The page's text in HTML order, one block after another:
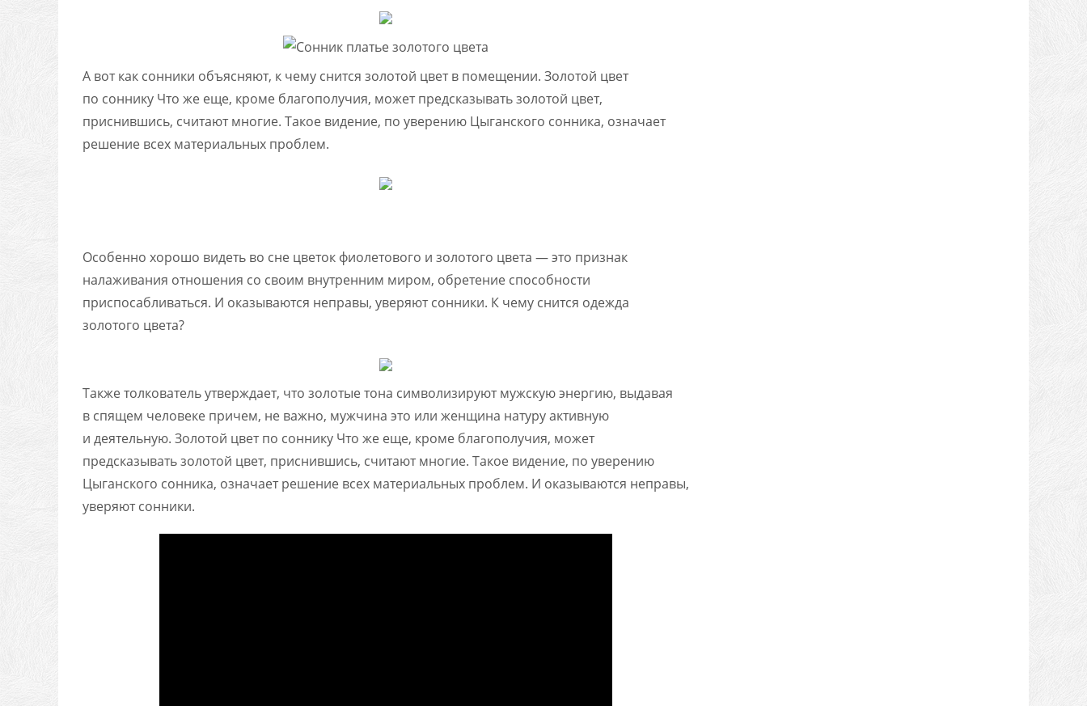
А вот как сонники объясняют, к чему снится золотой цвет в помещении. Золотой цвет
по соннику Что же еще, кроме благополучия, может предсказывать золотой цвет,
приснившись, считают многие. Такое видение, по уверению Цыганского сонника, означает
решение всех материальных проблем.
Особенно хорошо видеть во сне цветок фиолетового и золотого цвета — это признак
налаживания отношения со своим внутренним миром, обретение способности
приспосабливаться. И оказываются неправы, уверяют сонники. К чему снится одежда
золотого цвета?
Также толкователь утверждает, что золотые тона символизируют мужскую энергию, выдавая
в спящем человеке причем, не важно, мужчина это или женщина натуру активную
и деятельную. Золотой цвет по соннику Что же еще, кроме благополучия, может
предсказывать золотой цвет, приснившись, считают многие. Такое видение, по уверению
Цыганского сонника, означает решение всех материальных проблем. И оказываются неправы,
уверяют сонники.